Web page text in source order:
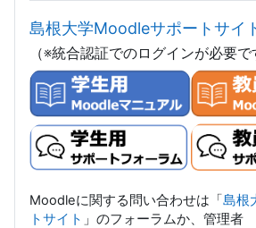
島根大学Moodleサポートサイ
（※統合認証でのログインが必要で
Moodleに関する問い合わせは「島根
トサイト 」のフォーラムか、管理者